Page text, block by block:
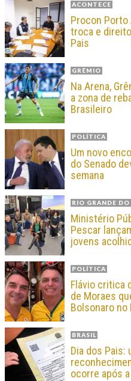
ACONTECE
Procon Porto
troca e
Pais
GRÊMIO
Na Arena,
a zona de
Brasileiro
POLÍTICA
Um novo
do Senado
semana
RIO GRANDE DO
Ministério
Pescar
jovens
POLÍTICA
Flávio critica
de Moraes
Bolsonaro no
BRASIL
Dia dos Pais:
ocorre após